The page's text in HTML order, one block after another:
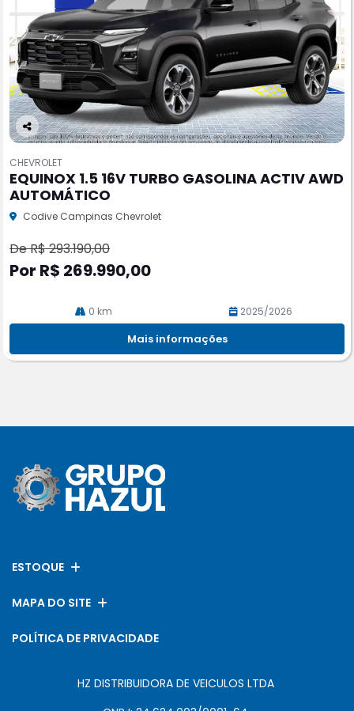
Co
pa
rtil
he
CHEVROLET
EQUINOX 1.5 16V TURBO GASOLINA ACTIV AWD
AUTOMÁTICO
Codive Campinas Chevrolet
De R$ 293.190,00
Por R$ 269.990,00
0 km 2025/2026
Mais informações
ESTOQUE
MAPA DO SITE
POLÍTICA DE PRIVACIDADE
HZ DISTRIBUIDORA DE VEICULOS LTDA